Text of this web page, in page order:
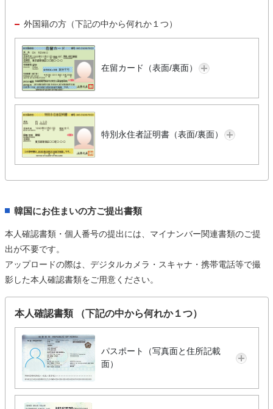
外国籍の方（下記の中から何れか１つ）
在留カード（表面/裏面）
特別永住者証明書（表面/裏面）
韓国にお住まいの方ご提出書類
本人確認書類・個人番号の提出には、マイナンバー関連書類のご提
出が不要です。
アップロードの際は、デジタルカメラ・スキャナ・携帯電話等で撮
影した本人確認書類をご用意ください。
本人確認書類 （下記の中から何れか１つ）
パスポート（写真面と住所記載
面）